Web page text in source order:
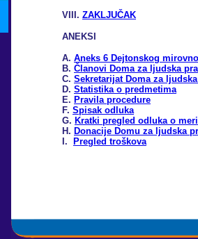
VIII. ZAKLJUČAK
ANEKSI
A. Aneks 6 Dejtonskog
B. Članovi Doma za ljudska
C. Sekretarijat Doma za
D. Statistika o predmetima
E. Pravila procedure
F. Spisak odluka
G. Kratki pregled odluka o
H. Donacije Domu za ljudska
I.
Pregled troškova